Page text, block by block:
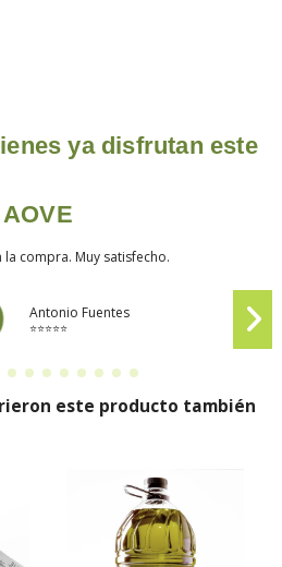
ya disfrutan este
AOVE
la compra. Muy satisfecho.
Antonio Fuentes
⭐⭐⭐⭐⭐
este producto también